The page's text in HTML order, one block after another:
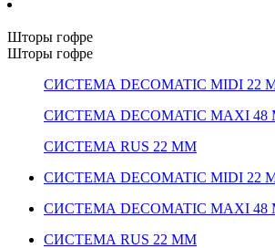
Шторы гофре
Шторы гофре
СИСТЕМА DECOMATIC MIDI 22
СИСТЕМА DECOMATIC MAXI
СИСТЕМА RUS 22 ММ
СИСТЕМА DECOMATIC MIDI 22
СИСТЕМА DECOMATIC MAXI
СИСТЕМА RUS 22 ММ